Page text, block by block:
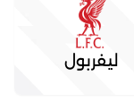
ليفربول